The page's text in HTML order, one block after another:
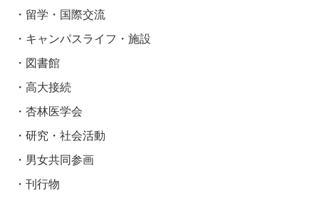
留学・国際交流
キャンパスライフ・施設
図書館
高大接続
杏林医学会
研究・社会活動
男女共同参画
刊行物